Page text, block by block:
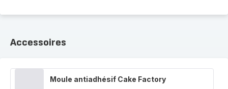
Accessoires
Moule antiadhésif Cake Factory